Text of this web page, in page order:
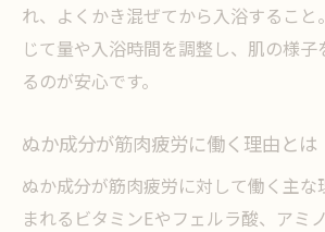
ぬか配合入浴剤で眠りの質
最強の疲労回復を目指すぬ
ぬか成分で明日のパフォーマ
れ、よくかき混ぜてから入浴すること
じて量や入浴時間を調整し、肌の様
るのが安心です。
ぬか成分が筋肉疲労に働く理由とは
ぬか成分が筋肉疲労に対して働く主な
まれるビタミンEやフェルラ酸、アミ